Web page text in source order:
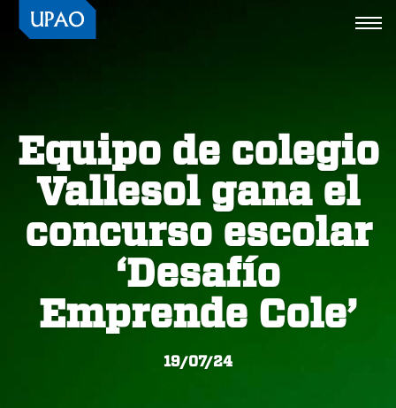
Equipo de colegio
Vallesol gana el
concurso escolar
‘Desafío
Emprende Cole’
19/07/24